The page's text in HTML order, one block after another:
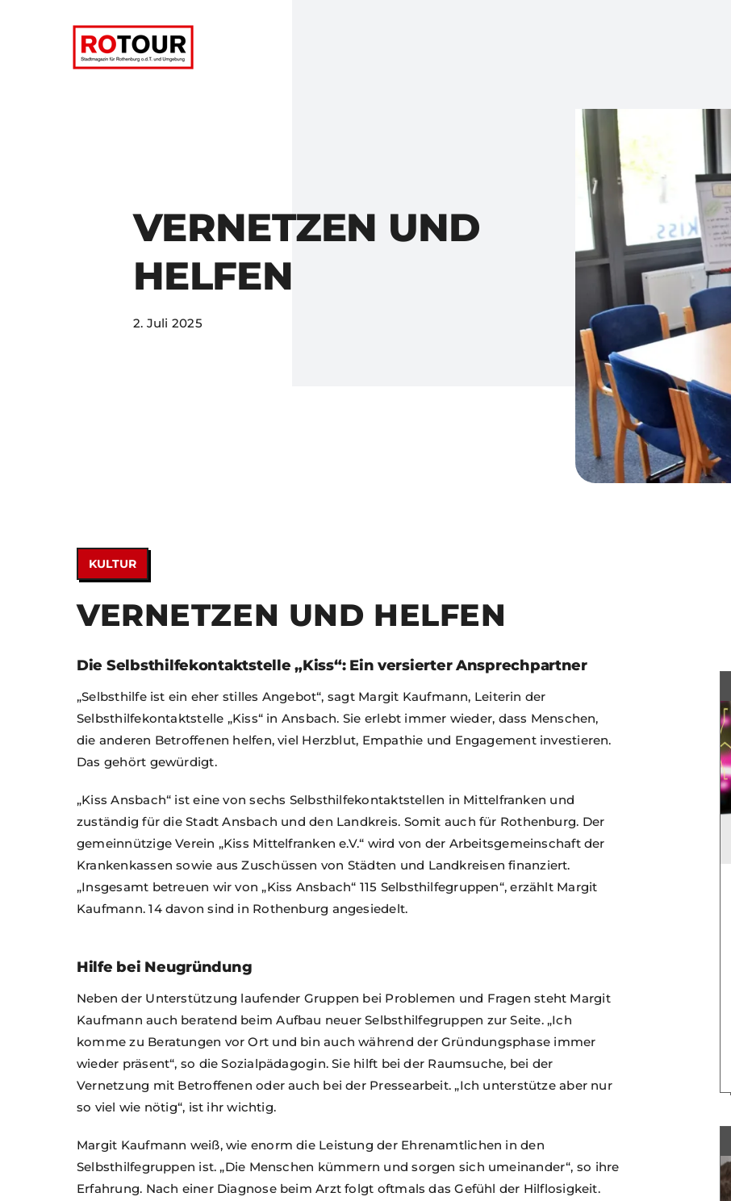
VERNETZEN UND
HELFEN
2. Juli 2025
KULTUR
VERNETZEN UND HELFEN
Die Selbsthilfekontaktstelle „Kiss“: Ein versierter Ansprechpartner
„Selbsthilfe ist ein eher stilles Angebot“, sagt Margit Kaufmann, Leiterin der
Selbsthilfekontaktstelle „Kiss“ in Ansbach. Sie erlebt immer wieder, dass Menschen,
die anderen Betroffenen helfen, viel Herzblut, Empathie und Engagement investieren.
Das gehört gewürdigt.
„Kiss Ansbach“ ist eine von sechs Selbsthilfekontaktstellen in Mittelfranken und
zuständig für die Stadt Ansbach und den Landkreis. Somit auch für Rothenburg. Der
gemeinnützige Verein „Kiss Mittelfranken e.V.“ wird von der Arbeitsgemeinschaft der
Krankenkassen sowie aus Zuschüssen von Städten und Landkreisen finanziert.
„Insgesamt betreuen wir von „Kiss Ansbach“ 115 Selbsthilfegruppen“, erzählt Margit
Kaufmann. 14 davon sind in Rothenburg angesiedelt.
Hilfe bei Neugründung
Neben der Unterstützung laufender Gruppen bei Problemen und Fragen steht Margit
Kaufmann auch beratend beim Aufbau neuer Selbsthilfegruppen zur Seite. „Ich
komme zu Beratungen vor Ort und bin auch während der Gründungsphase immer
wieder präsent“, so die Sozialpädagogin. Sie hilft bei der Raumsuche, bei der
Vernetzung mit Betroffenen oder auch bei der Pressearbeit. „Ich unterstütze aber nur
so viel wie nötig“, ist ihr wichtig.
Margit Kaufmann weiß, wie enorm die Leistung der Ehrenamtlichen in den
Selbsthilfegruppen ist. „Die Menschen kümmern und sorgen sich umeinander“, so ihre
Erfahrung. Nach einer Diagnose beim Arzt folgt oftmals das Gefühl der Hilflosigkeit.